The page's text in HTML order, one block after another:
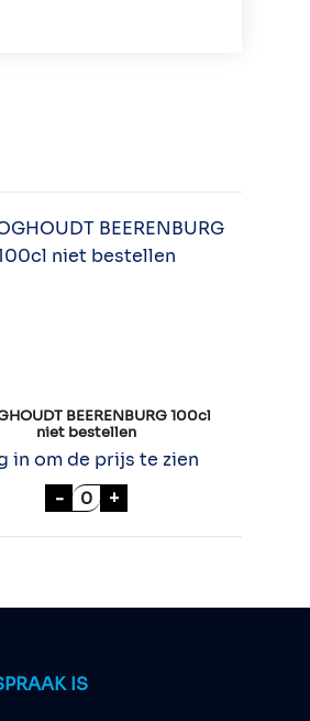
BEERENBURG 100cl
niet bestellen
in om de prijs te zien
- HOOGHOUDT
+
IS